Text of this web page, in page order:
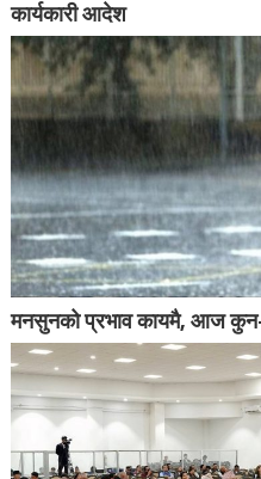
कार्यकारी आदेश
मनसुनको प्रभाव कायमै, आज